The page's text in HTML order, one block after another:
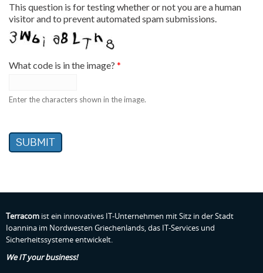
This question is for testing whether or not you are a human
visitor and to prevent automated spam submissions.
What code is in the image? *
Enter the characters shown in the image.
Submit
Terracom ist ein innovatives IT-Unternehmen mit Sitz in der Stadt
Ioannina im Nordwesten Griechenlands, das IT-Services und
Sicherheitssysteme entwickelt.
We IT your business!